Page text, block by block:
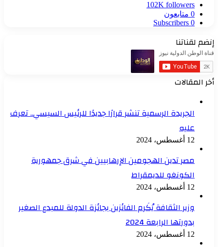
102K followers
0 متابعون
0
Subscribers
إنضم لقناتنا
أخر المقالات
الجريدة الرسمية تنشر قرارًا جديدًا للرئيس السيسي.. تعرف
عليه
12 أغسطس، 2024
مصر تدين الهجومين الإرهابيين في شرق جمهورية
الكونغو للديمقراط
12 أغسطس، 2024
وزير الثقافة يُكَرم الفائزين بجائزة الدولة للمبدع الصغير
بدورتها الرابعة 2024
12 أغسطس، 2024